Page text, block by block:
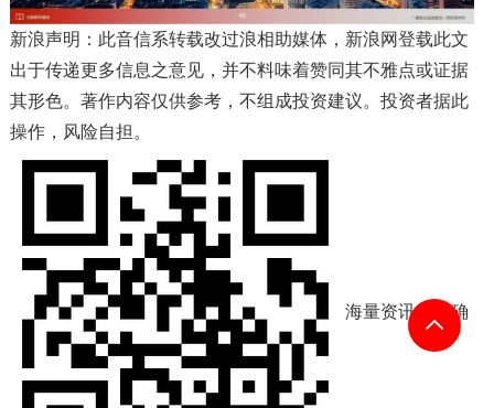
新浪声明：此音信系转载改过浪相助媒体，新浪网登载此文
出于传递更多信息之意见，并不料味着赞同其不雅点或证据
其形色。著作内容仅供参考，不组成投资建议。投资者据此
操作，风险自担。
海量资讯、精确